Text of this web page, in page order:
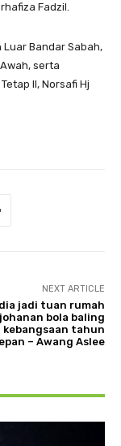
Fadzil.
Bandar Sabah,
serta
II, Norsafi Hj
NEXT ARTICLE
jadi tuan rumah
bola baling
tahun
– Awang Aslee